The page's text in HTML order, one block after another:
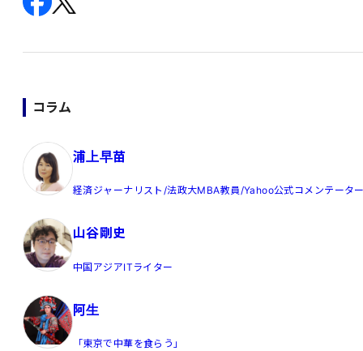
コラム
浦上早苗
経済ジャーナリスト/法政大MBA教員/Yahoo公式コメンテータ
山谷剛史
中国アジアITライター
阿生
「東京で中華を食らう」